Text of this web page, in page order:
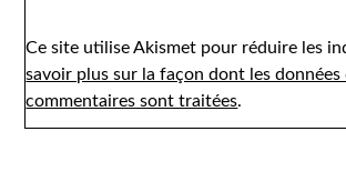
Ce site utilise Akismet pour réduire les
savoir plus sur la façon dont les données
commentaires sont traitées.